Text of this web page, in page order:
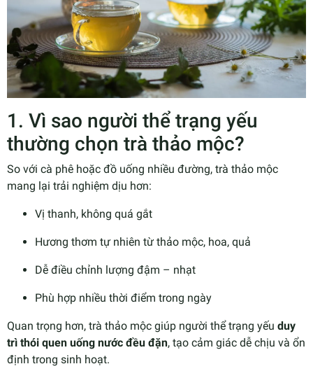
1. Vì sao người thể trạng yếu
thường chọn trà thảo mộc?
So với cà phê hoặc đồ uống nhiều đường, trà thảo mộc
mang lại trải nghiệm dịu hơn:
Vị thanh, không quá gắt
Hương thơm tự nhiên từ thảo mộc, hoa, quả
Dễ điều chỉnh lượng đậm – nhạt
Phù hợp nhiều thời điểm trong ngày
Quan trọng hơn, trà thảo mộc giúp người thể trạng yếu duy
trì thói quen uống nước đều đặn, tạo cảm giác dễ chịu và ổn
định trong sinh hoạt.